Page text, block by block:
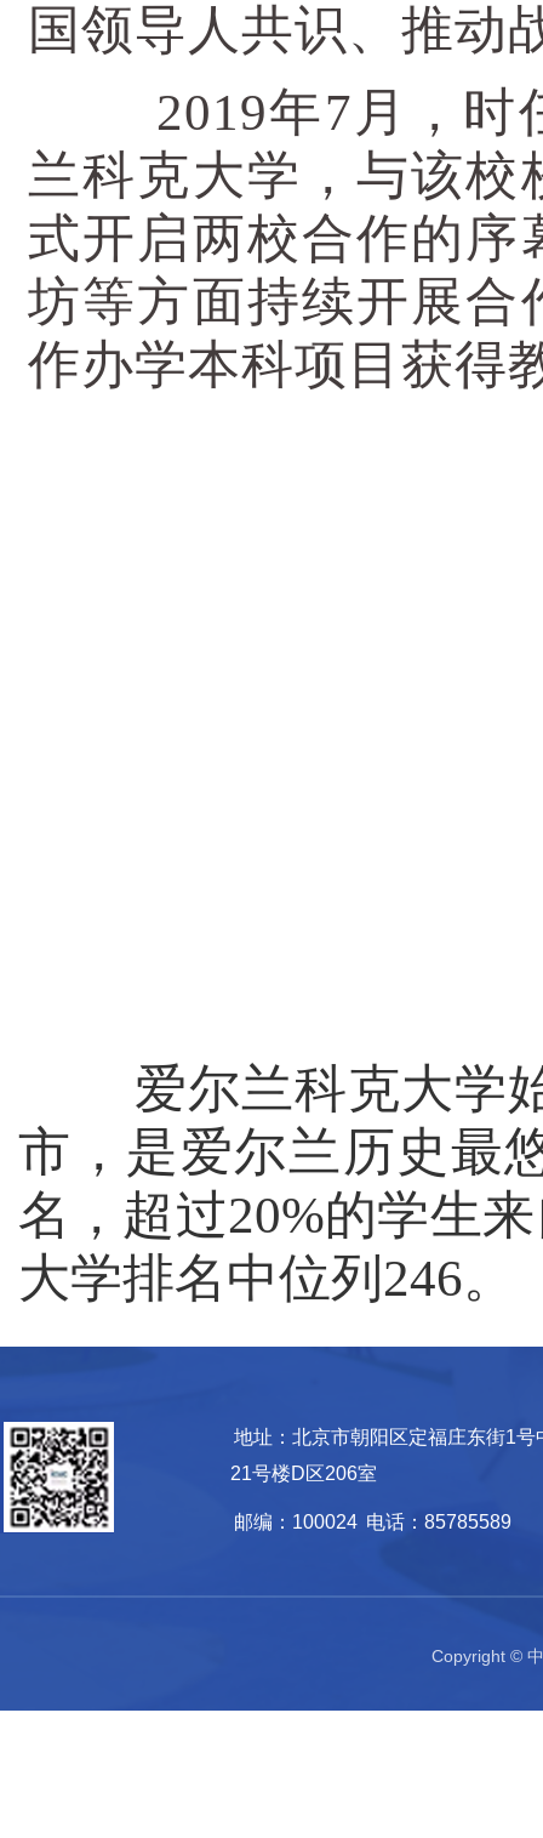
国领导人共识、推动
2019年7月，时任
兰科克大学，与该
式开启两校合作的
坊等方面持续开展合
作办学本科项目获得
爱尔兰科克大学始
市，是爱尔兰历史最
名，超过20%的学生
大学排名中位列246。
地址：北京市朝阳区定福庄东街1号
21号楼D区206室
邮编：100024 电话：85785589
Copyright ©